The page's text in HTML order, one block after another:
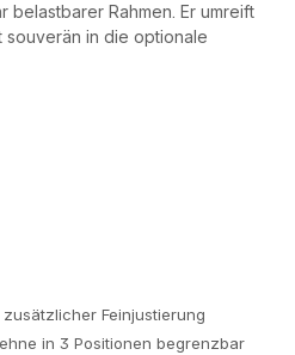
Rahmen. Er umreift
in die optionale
Feinjustierung
in 3 Positionen begrenzbar